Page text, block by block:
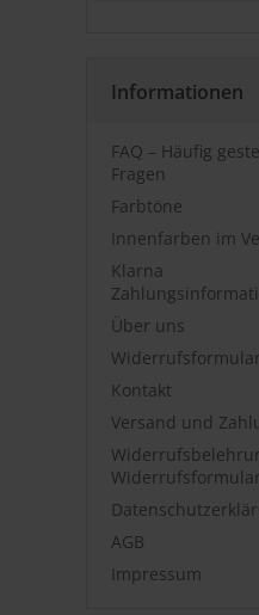
Informationen
FAQ – Häufig
Fragen
Farbtöne
Innenfarben im
Klarna
Über uns
Widerrufsformular
Kontakt
Versand und
Widerrufsformular
AGB
Impressum